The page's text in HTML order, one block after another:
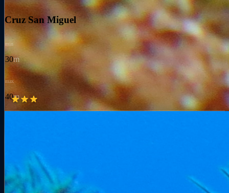
Cruz San Miguel
min
30m
max
40m